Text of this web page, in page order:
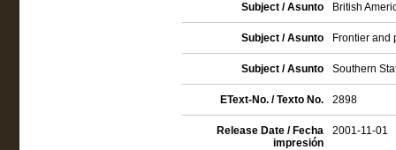
Subject / Asunto British
Subject / Asunto Frontier and
Subject / Asunto Southern
EText-No. / Texto No. 2898
Release Date / Fecha
impresión
2001-11-01